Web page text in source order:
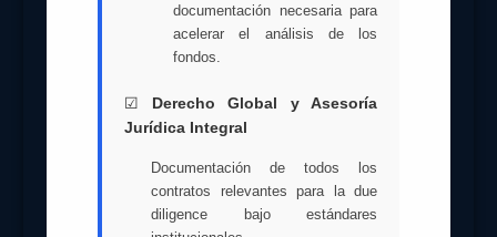
documentación necesaria para
acelerar el análisis de los
fondos.
☑ Derecho Global y Asesoría
Jurídica Integral
Documentación de todos los
contratos relevantes para la due
diligence bajo estándares